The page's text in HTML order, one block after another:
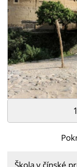
Škola v čínské